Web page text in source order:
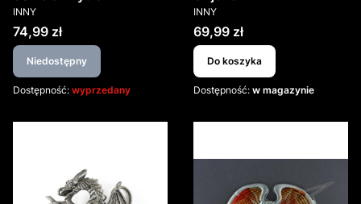
PRODUCENT
INNY
Cena
74,99 zł
Niedostępny
Dostępność: wyprzedany
PRODUCENT
INNY
Cena
69,99 zł
Do koszyka
Dostępność: w magazynie